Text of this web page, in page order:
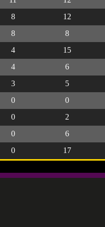
8 12
8 8
4 15
4 6
3 5
0 0
0 2
0 6
0 17